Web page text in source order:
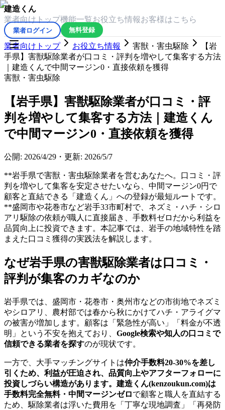
建造くん
業者向けトップ機能一覧お役立ち情報 お客様はこちら
業者ログイン 無料登録
業者向けトップ お役立ち情報 害獣・害虫駆除
【岩
手県】害獣駆除業者が口コミ・評判を増やして集客する方法
｜建造くんで中間マージン0・直接依頼を獲得
害獣・害虫駆除
【岩手県】害獣駆除業者が口コミ・評
判を増やして集客する方法｜建造くん
で中間マージン0・直接依頼を獲得
公開: 2026/4/29 ・ 更新: 2026/5/7
**岩手県で害獣・害虫駆除業者を営むあなたへ。口コミ・評
判を増やして集客を安定させたいなら、中間マージン0円で
顧客と直結できる「建造くん」への登録が最短ルートです。
**盛岡市や花巻市など岩手33市町村で、ネズミ・ハチ・シロ
アリ駆除の依頼が職人に直接届き、手数料ゼロだから利益を
品質向上に投資できます。本記事では、岩手の地域特性を踏
まえた口コミ獲得の実践法を解説します。
なぜ岩手県の害獣駆除業者は口コミ・
評判が集客のカギなのか
岩手県では、盛岡市・花巻市・奥州市などの市街地でネズミ
やシロアリ、農村部では春から秋にかけてハチ・アライグマ
の被害が増加します。顧客は「緊急性が高い」「料金が不透
明」という不安を抱えており、 Google検索や知人の口コミで
信頼できる業者を探すのが現状です。
一方で、大手マッチングサイトは仲介手数料20-30%を差し
引くため、利益が圧迫され、品質向上やアフターフォローに
投資しづらい構造があります。建造くん(kenzoukun.com)は
手数料完全無料・中間マージンゼロで顧客と職人を直結する
ため、駆除業者は浮いた費用を「丁寧な現地調査」「再発防